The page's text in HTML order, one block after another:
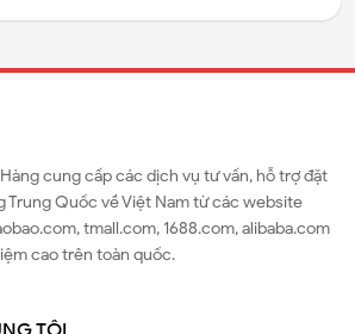
cung cấp các dịch vụ tư vấn, hỗ trợ đặt
Trung Quốc về Việt Nam từ các website
tmall.com, 1688.com, alibaba.com
cao trên toàn quốc.